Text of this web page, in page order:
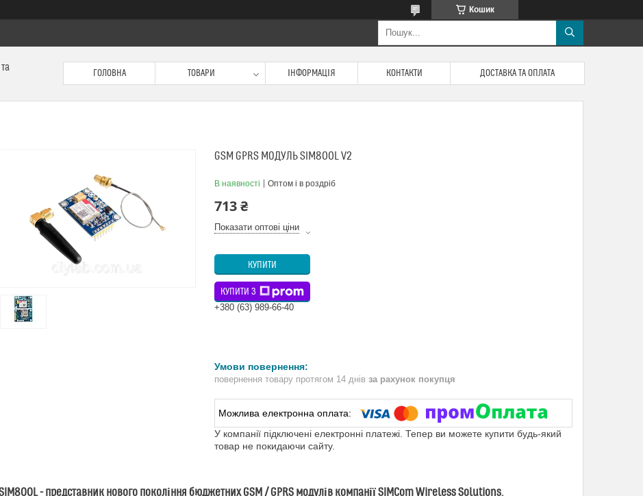
Кошик
ГОЛОВНА ТОВАРИ ІНФОРМАЦІЯ КОНТАКТИ ДОСТАВКА ТА ОПЛАТА
GSM GPRS МОДУЛЬ SIM800L V2
В наявності Оптом і в роздріб
713 ₴
Показати оптові ціни
КУПИТИ
КУПИТИ З
+380 (63) 989-66-40
повернення товару протягом 14 днів за рахунок покупця
У компанії підключені електронні платежі. Тепер ви можете купити будь-який
товар не покидаючи сайту.
- представник нового покоління бюджетних GSM / GPRS модулів компанії SIMCom Wireless Solutions.